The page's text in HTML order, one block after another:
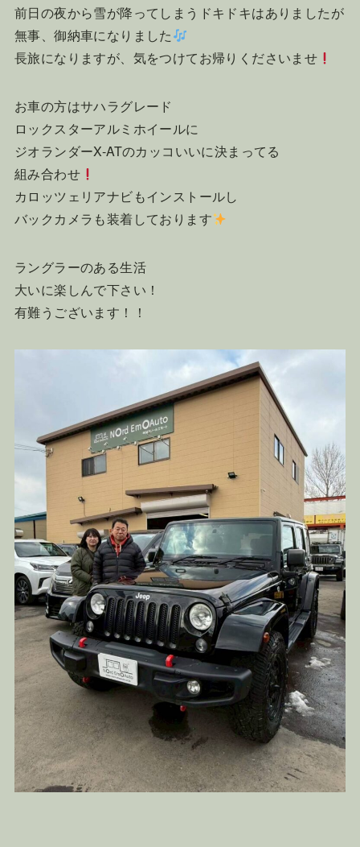
前日の夜から雪が降ってしまうドキドキはありましたが
無事、御納車になりました
長旅になりますが、気をつけてお帰りくださいませ
お車の方はサハラグレード
ロックスターアルミホイールに
ジオランダーX-ATのカッコいいに決まってる
組み合わせ
カロッツェリアナビもインストールし
バックカメラも装着しております
ラングラーのある生活
大いに楽しんで下さい！
有難うございます！！